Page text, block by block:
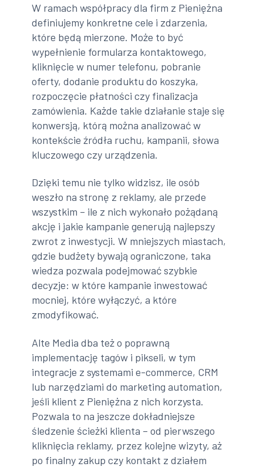
W ramach współpracy dla firm z Pieniężna
definiujemy konkretne cele i zdarzenia,
które będą mierzone. Może to być
wypełnienie formularza kontaktowego,
kliknięcie w numer telefonu, pobranie
oferty, dodanie produktu do koszyka,
rozpoczęcie płatności czy finalizacja
zamówienia. Każde takie działanie staje się
konwersją, którą można analizować w
kontekście źródła ruchu, kampanii, słowa
kluczowego czy urządzenia.
Dzięki temu nie tylko widzisz, ile osób
weszło na stronę z reklamy, ale przede
wszystkim – ile z nich wykonało pożądaną
akcję i jakie kampanie generują najlepszy
zwrot z inwestycji. W mniejszych miastach,
gdzie budżety bywają ograniczone, taka
wiedza pozwala podejmować szybkie
decyzje: w które kampanie inwestować
mocniej, które wyłączyć, a które
zmodyfikować.
Alte Media dba też o poprawną
implementację tagów i pikseli, w tym
integracje z systemami e-commerce, CRM
lub narzędziami do marketing automation,
jeśli klient z Pieniężna z nich korzysta.
Pozwala to na jeszcze dokładniejsze
śledzenie ścieżki klienta – od pierwszego
kliknięcia reklamy, przez kolejne wizyty, aż
po finalny zakup czy kontakt z działem